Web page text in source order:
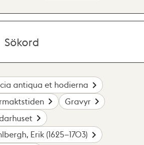
Sökord
antiqua et hodierna
Gravyr
Erik (1625–1703)